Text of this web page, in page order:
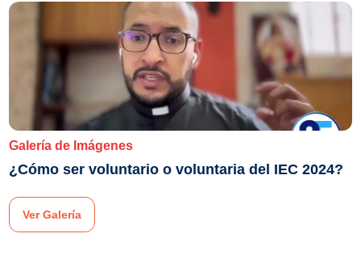
Galería de Imágenes
¿Cómo ser voluntario o voluntaria del IEC 2024?
Ver Galería